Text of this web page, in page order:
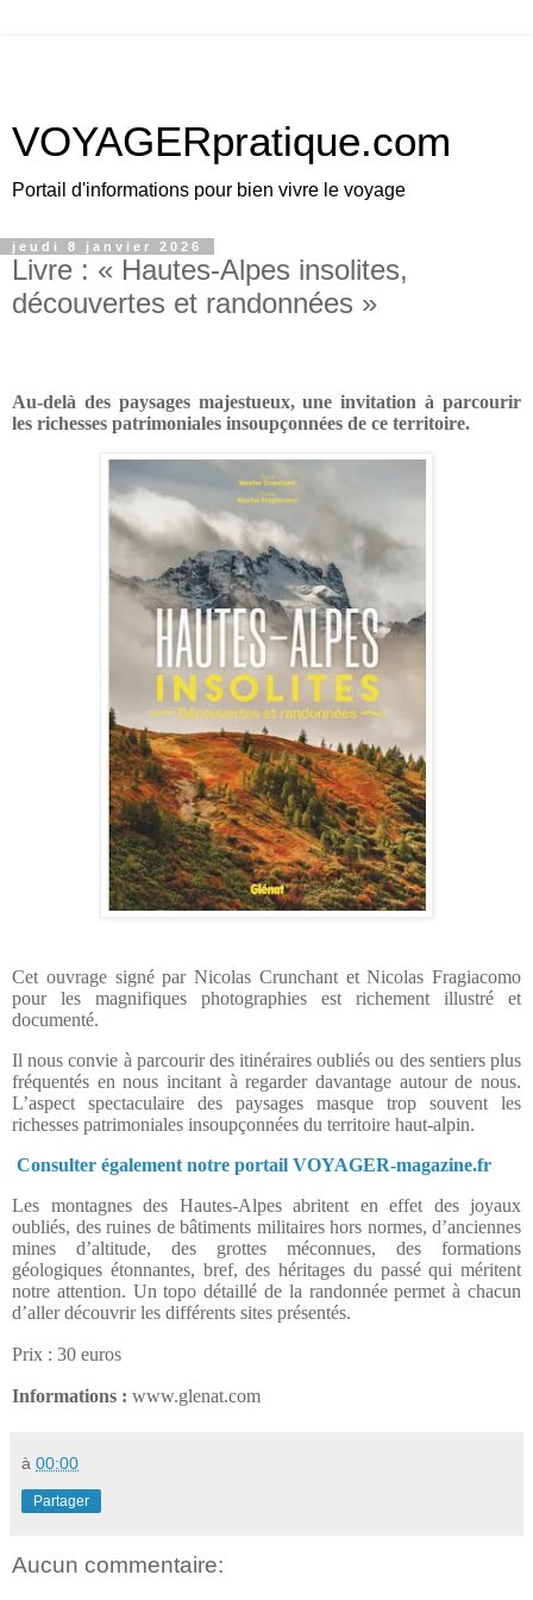
VOYAGERpratique.com
Portail d'informations pour bien vivre le voyage
jeudi 8 janvier 2026
Livre : « Hautes-Alpes insolites,
découvertes et randonnées »
Au-delà des paysages majestueux, une invitation à parcourir
les richesses patrimoniales insoupçonnées de ce territoire.
Cet ouvrage signé par Nicolas Crunchant etNicolas Fragiacomo
pour les magnifiques photographies est richement illustré et
documenté.
Il nous convie à parcourir des itinéraires oubliés ou des sentiers plus
fréquentés en nous incitant à regarder davantage autour de nous.
L’aspect spectaculaire des paysages masque trop souvent les
richesses patrimoniales insoupçonnées du territoire haut-alpin.
Consulter également notre portail VOYAGER-magazine.fr
Les montagnes des Hautes-Alpes abritent en effet des joyaux
oubliés, des ruines de bâtiments militaires hors normes, d’anciennes
mines d’altitude, des grottes méconnues, des formations
géologiques étonnantes, bref, des héritages du passé qui méritent
notre attention. Un topo détaillé de la randonnée permet à chacun
d’aller découvrir les différents sites présentés.
Prix : 30 euros
Informations : www.glenat.com
à 00:00
Partager
Aucun commentaire: